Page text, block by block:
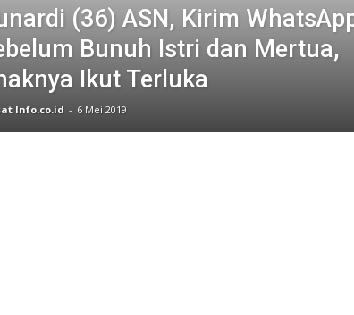
(36) ASN, Kirim
Bunuh Istri dan Mertua,
Ikut Terluka
Info.co.id - 6 Mei 2019